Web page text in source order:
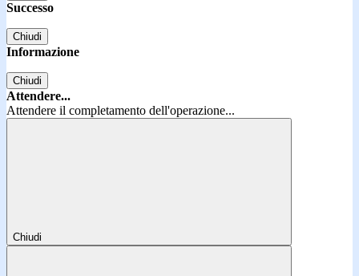
Successo
Chiudi
Informazione
Chiudi
Attendere...
Attendere il completamento dell'operazione...
Chiudi